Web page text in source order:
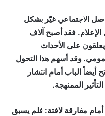
الاجتماعي غيّر بشكل
الإعلام. فقد أصبح آلاف
على الأحداث
وقد أسهم هذا التحول
أيضاً الباب أمام انتشار
الممنهجة.
مفارقة لافتة: فلم يسبق